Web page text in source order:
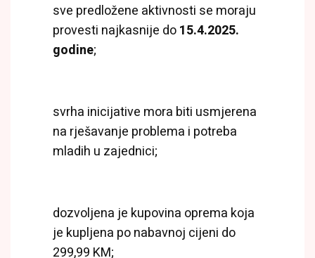
sve predložene aktivnosti se moraju
provesti najkasnije do15.4.2025.
godine;
svrha inicijative mora biti usmjerena
na rješavanje problema i potreba
mladih u zajednici;
dozvoljena je kupovina oprema koja
je kupljena po nabavnoj cijeni do
299,99 KM;